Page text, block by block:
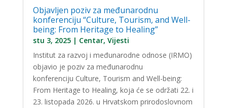
Objavljen poziv za međunarodnu
konferenciju “Culture, Tourism, and Well-
being: From Heritage to Healing”
stu 3, 2025| Centar, Vijesti
Institut za razvoj i međunarodne odnose (IRMO)
objavio je poziv za međunarodnu
konferenciju Culture, Tourism and Well-being:
From Heritage to Healing, koja će se održati 22. i
23. listopada 2026. u Hrvatskom prirodoslovnom